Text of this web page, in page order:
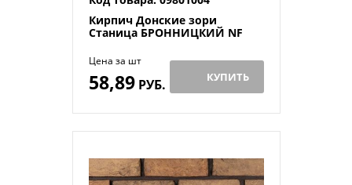
Кирпич Донские зори
Станица БРОННИЦКИЙ NF
Цена за шт
58,89РУБ. КУПИТЬ